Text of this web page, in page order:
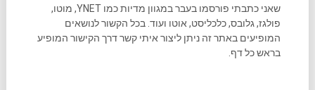
שאני כתבתי פורסמו בעבר במגוון מדיות כמו YNET, מוטו,
פולגז, גלובס, כלכליסט, אוטו ועוד. בכל הקשור לנושאים
המופיעים באתר זה ניתן ליצור איתי קשר דרך הקישור המופיע
בראש כל דף.